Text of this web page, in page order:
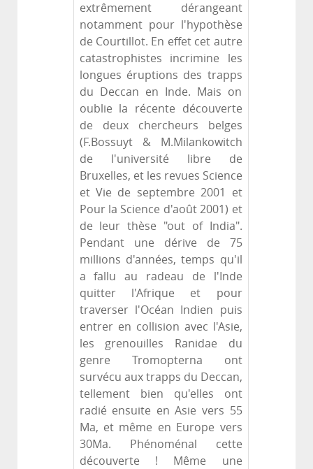
extrêmement dérangeant
notamment pour l'hypothèse
de Courtillot. En effet cet autre
catastrophistes incrimine les
longues éruptions des trapps
du Deccan en Inde. Mais on
oublie la récente découverte
de deux chercheurs belges
(F.Bossuyt & M.Milankowitch
de l'université libre de
Bruxelles, et les revues Science
et Vie de septembre 2001 et
Pour la Science d'août 2001) et
de leur thèse "out of India".
Pendant une dérive de 75
millions d'années, temps qu'il
a fallu au radeau de l'Inde
quitter l'Afrique et pour
traverser l'Océan Indien puis
entrer en collision avec l'Asie,
les grenouilles Ranidae du
genre Tromopterna ont
survécu aux trapps du Deccan,
tellement bien qu'elles ont
radié ensuite en Asie vers 55
Ma, et même en Europe vers
30Ma. Phénoménal cette
découverte ! Même une